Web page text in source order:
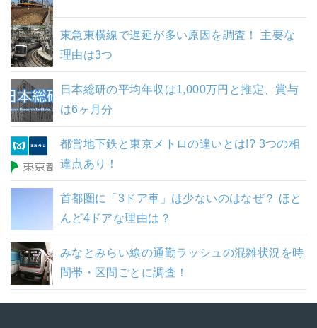
東急東横線で遅延が多い原因を調査！ 主要な
理由は3つ
日本総研の平均年収は1,000万円と推定、賞与
は6ヶ月分
都営地下鉄と東京メトロの違いとは!? 3つの相
違点あり！
首都圏に「3ドア車」は少ないのはなぜ？ ほと
んど4ドアな理由は？
みなとみらい線の通勤ラッシュの混雑状況を時
間帯・区間ごとに調査！